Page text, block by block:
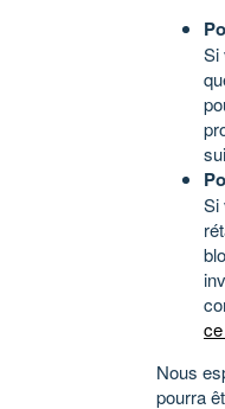
Si
Si
Nous
pourra